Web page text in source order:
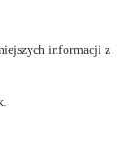
informacji z